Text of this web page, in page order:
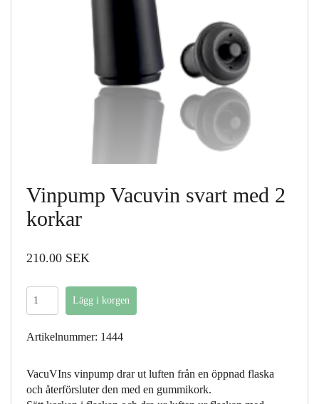
Vinpump Vacuvin svart med 2
korkar
210.00 SEK
Artikelnummer: 1444
VacuVIns vinpump drar ut luften från en öppnad flaska
och återförsluter den med en gummikork.